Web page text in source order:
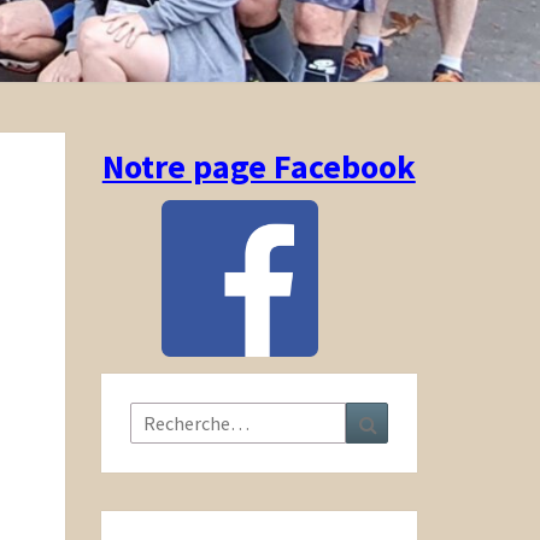
Notre page Facebook
Rechercher :